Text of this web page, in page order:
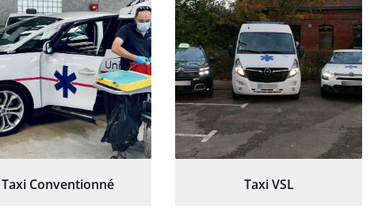
Taxi Conventionné Taxi VSL
30 janvier 2025
satisfait du transport,
s’est bien déroulé.
à l’écoute et
patient.
8 septembre 2024
Transport ponctuel et
personnel très attentionné.
Très satisfait du service.